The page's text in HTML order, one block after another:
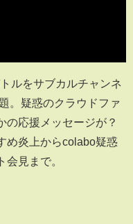
ルをサブカルチャンネ
。疑惑のクラウドファ
の応援メッセージが？
め炎上からcolabo疑惑
見まで。